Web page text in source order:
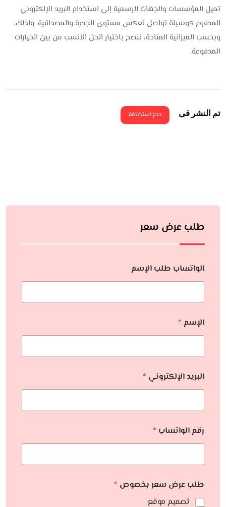
تميل المؤسسات والجهات الرسمية إلى استخدام البريد الإلكتروني
المدفوع كوسيلة تواصل تعكس مستوى الجدية والمصداقية. ولذلك،
وبحسب الميزانية المتاحة، ننصح باختيار الحل الأنسب من بين الخيارات
المدفوعة.
تم النشر فى حجز استضافة
طلب عرض سعر
الواتساب طلب الإسم
الإسم *
البريد الإلكتروني *
رقم الواتساب *
طلب عرض سعر بخصوص *
تصميم موقع